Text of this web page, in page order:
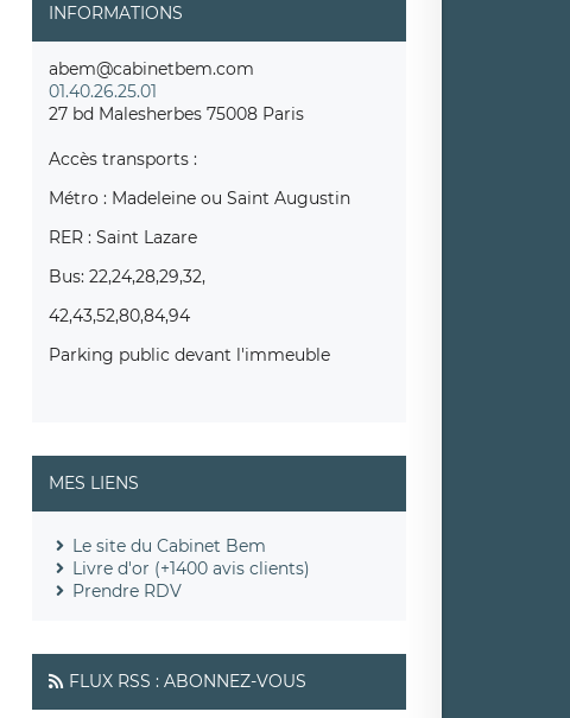
INFORMATIONS
abem@cabinetbem.com
01.40.26.25.01
27 bd Malesherbes 75008 Paris
Accès transports :
Métro : Madeleine ou Saint Augustin
RER : Saint Lazare
Bus: 22,24,28,29,32,
42,43,52,80,84,94
Parking public devant l'immeuble
MES LIENS
Le site du Cabinet Bem
Livre d'or (+1400 avis clients)
Prendre RDV
FLUX RSS : ABONNEZ-VOUS